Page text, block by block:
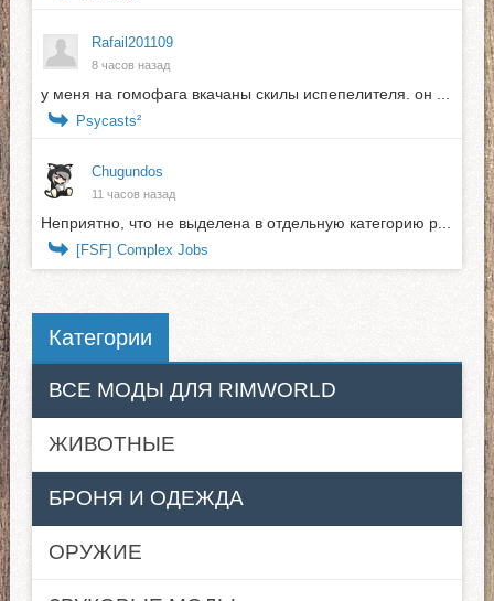
Rafail201109
8 часов назад
у меня на гомофага вкачаны скилы испепелителя. он ...
Psycasts²
Chugundos
11 часов назад
Неприятно, что не выделена в отдельную категорию р...
[FSF] Complex Jobs
Категории
ВСЕ МОДЫ ДЛЯ RIMWORLD
ЖИВОТНЫЕ
БРОНЯ И ОДЕЖДА
ОРУЖИЕ